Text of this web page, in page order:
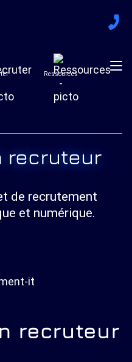
Ressources
recruteur
de recrutement
et numérique.
recruteur